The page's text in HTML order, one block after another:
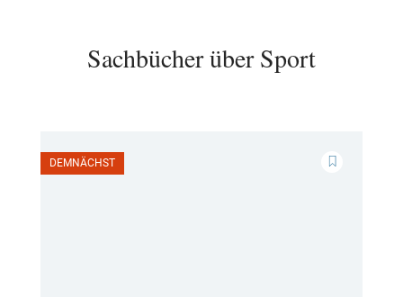
Sachbücher über Sport
DEMNÄCHST